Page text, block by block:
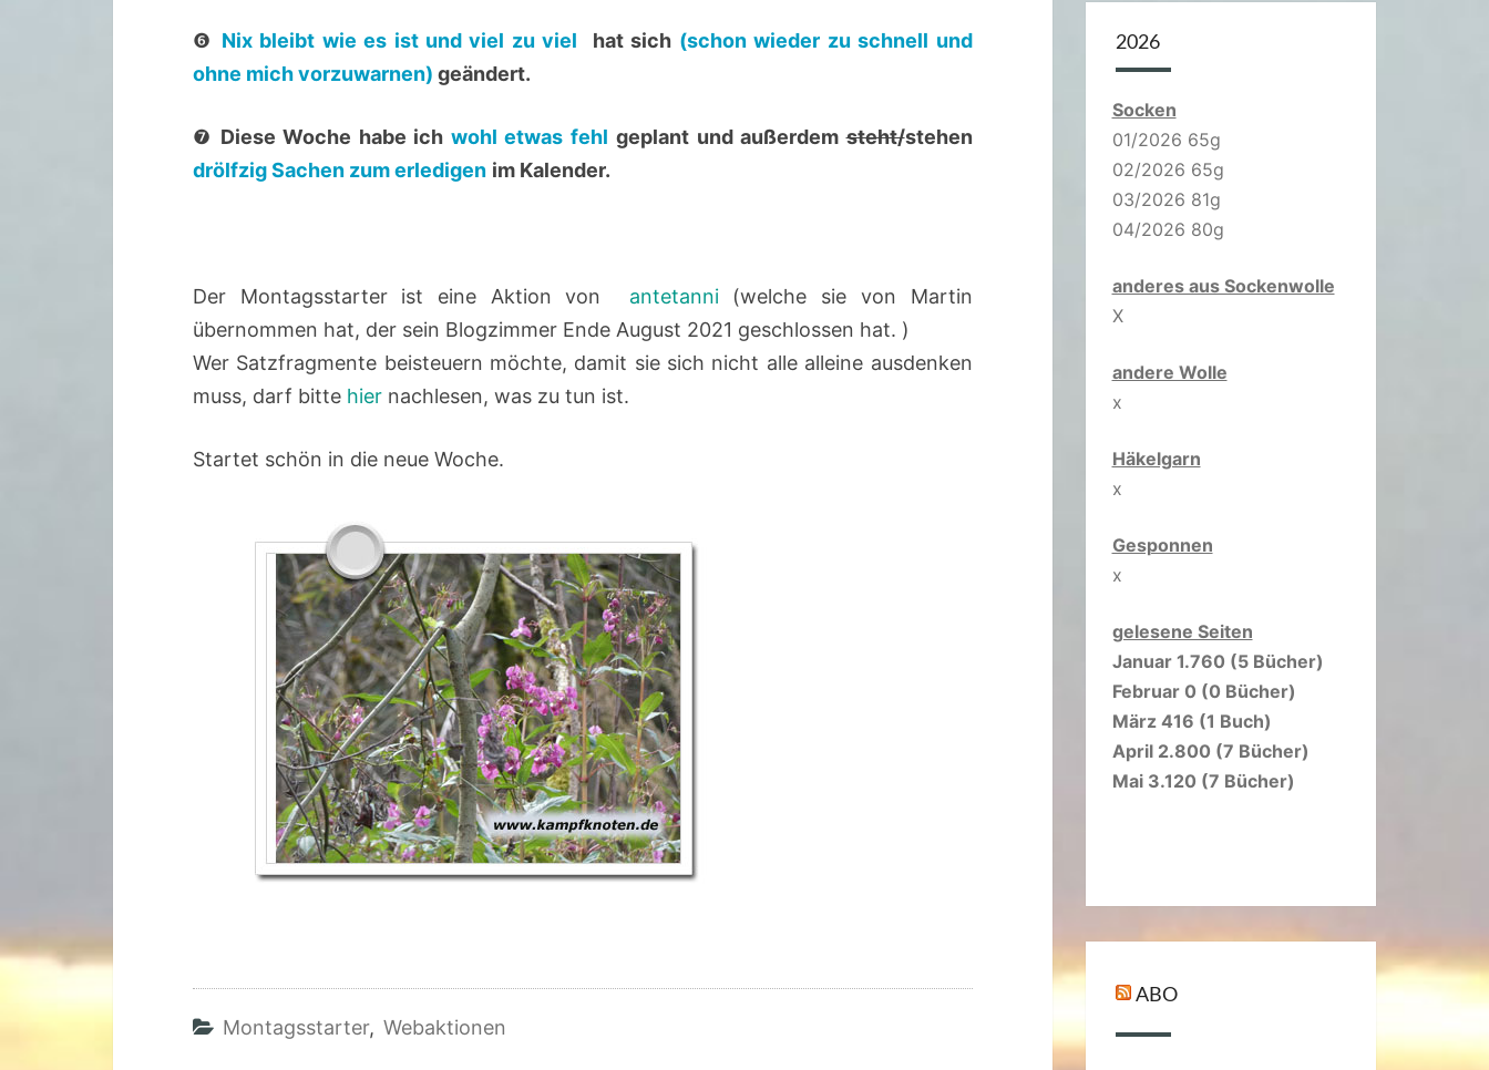
0
2
❻ Nix bleibt wie es ist und viel zu viel hat sich (schon wieder zu schnell und
ohne mich vorzuwarnen) geändert.
❼ Diese Woche habe ich wohl etwas fehl geplant und außerdemsteht/stehen
drölfzig Sachen zum erledigen im Kalender.
Der Montagsstarter ist eine Aktion von antetanni(welche sie von Martin
übernommen hat, der sein Blogzimmer Ende August 2021 geschlossen hat. )
Wer Satzfragmente beisteuern möchte, damit sie sich nicht alle alleine ausdenken
muss, darf bitte hier nachlesen, was zu tun ist.
Startet schön in die neue Woche.
Montagsstarter, Webaktionen
2026
Socken
01/2026 65g
02/2026 65g
03/2026 81g
04/2026 80g
anderes aus Sockenwolle
X
andere Wolle
x
Häkelgarn
x
Gesponnen
x
gelesene Seiten
Januar 1.760 (5 Bücher)
Februar 0 (0 Bücher)
März 416 (1 Buch)
April 2.800 (7 Bücher)
Mai 3.120 (7 Bücher)
ABO